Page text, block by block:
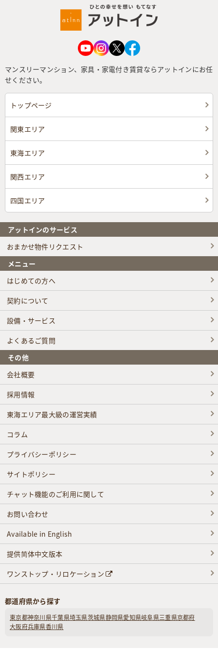
マンスリーマンション、家具・家電付き賃貸ならアットインにお任
せください。
トップページ
関東エリア
東海エリア
関西エリア
四国エリア
アットインのサービス
おまかせ物件リクエスト
メニュー
はじめての方へ
契約について
設備・サービス
よくあるご質問
その他
会社概要
採用情報
東海エリア最大級の運営実績
コラム
プライバシーポリシー
サイトポリシー
チャット機能のご利用に関して
お問い合わせ
Available in English
提供简体中文版本
ワンストップ・リロケーション
都道府県から探す
東京都神奈川県千葉県埼玉県茨城県静岡県愛知県岐阜県三重県京都府
大阪府兵庫県香川県